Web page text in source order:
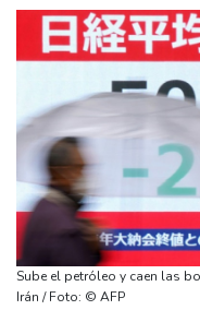
Sube el petróleo y caen las
Irán / Foto: © AFP